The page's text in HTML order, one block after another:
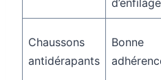
Chaussons
antidérapants
Bonne